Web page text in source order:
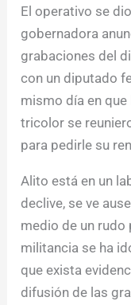
El operativo se
gobernadora
grabaciones del
con un diputado
mismo día en
tricolor se
para pedirle su
Alito está en un
declive, se ve
medio de un rudo
militancia se ha
que exista
difusión de las